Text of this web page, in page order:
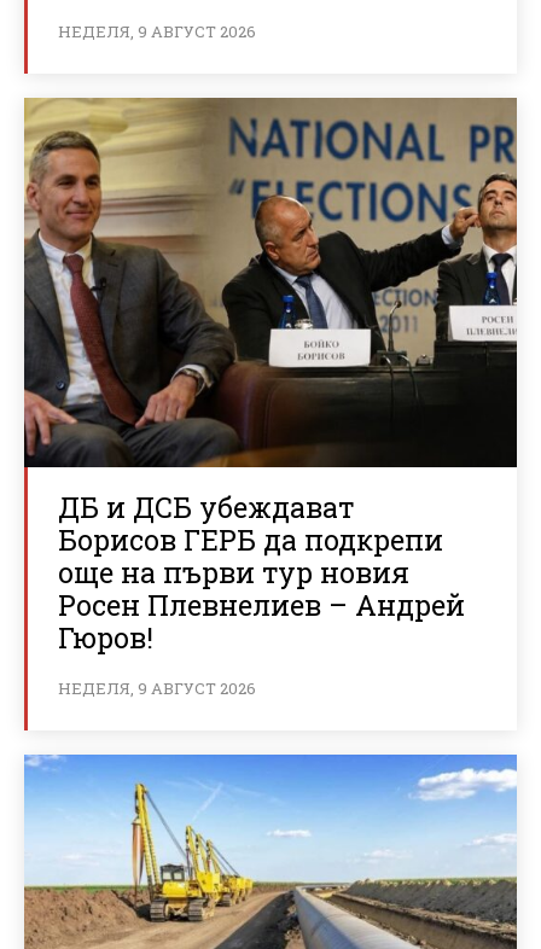
НЕДЕЛЯ, 9 АВГУСТ 2026
ДБ и ДСБ убеждават
Борисов ГЕРБ да подкрепи
още на първи тур новия
Росен Плевнелиев – Андрей
Гюров!
НЕДЕЛЯ, 9 АВГУСТ 2026